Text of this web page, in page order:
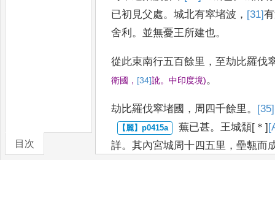
目次
已初見父處。城北有窣堵波 ， [31]有
舍利 。 並無憂王所建也。
從此東南行五百餘里 ， 至劫比羅伐
衛國 ， [34]訛。中印度境)。
劫比羅伐窣堵國 ， 周四千餘里。 [35]
蕪已甚。王城頹[＊]
詳。其內宮城周十四五里 ，壘甎而